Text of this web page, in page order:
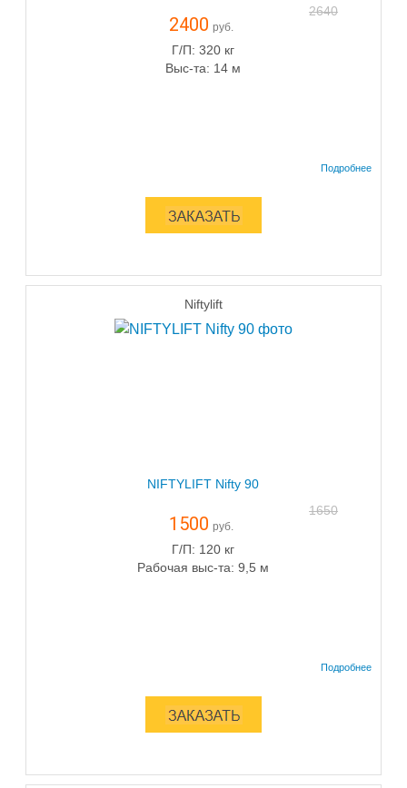
2640
2400 руб.
Г/П: 320 кг
Выс-та: 14 м
Niftylift
NIFTYLIFT Nifty 90
1650
1500 руб.
Г/П: 120 кг
Рабочая выс-та: 9,5 м